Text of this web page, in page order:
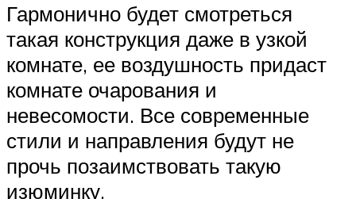
Гармонично будет смотреться
такая конструкция даже в узкой
комнате, ее воздушность придаст
комнате очарования и
невесомости. Все современные
стили и направления будут не
прочь позаимствовать такую
изюминку.